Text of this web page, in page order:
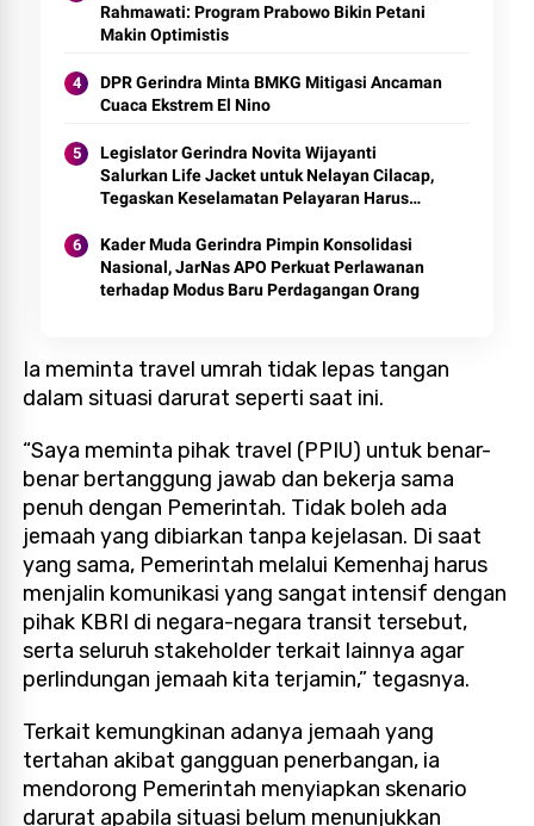
Rahmawati: Program Prabowo Bikin Petani
Makin Optimistis
DPR Gerindra Minta BMKG Mitigasi Ancaman
Cuaca Ekstrem El Nino
Legislator Gerindra Novita Wijayanti
Salurkan Life Jacket untuk Nelayan Cilacap,
Tegaskan Keselamatan Pelayaran Harus
Kader Muda Gerindra Pimpin Konsolidasi
Nasional, JarNas APO Perkuat Perlawanan
terhadap Modus Baru Perdagangan Orang
Ia meminta travel umrah tidak lepas tangan
dalam situasi darurat seperti saat ini.
“Saya meminta pihak travel (PPIU) untuk benar-
benar bertanggung jawab dan bekerja sama
penuh dengan Pemerintah. Tidak boleh ada
jemaah yang dibiarkan tanpa kejelasan. Di saat
yang sama, Pemerintah melalui Kemenhaj harus
menjalin komunikasi yang sangat intensif dengan
pihak KBRI di negara-negara transit tersebut,
serta seluruh stakeholder terkait lainnya agar
perlindungan jemaah kita terjamin,” tegasnya.
Terkait kemungkinan adanya jemaah yang
tertahan akibat gangguan penerbangan, ia
mendorong Pemerintah menyiapkan skenario
darurat apabila situasi belum menunjukkan